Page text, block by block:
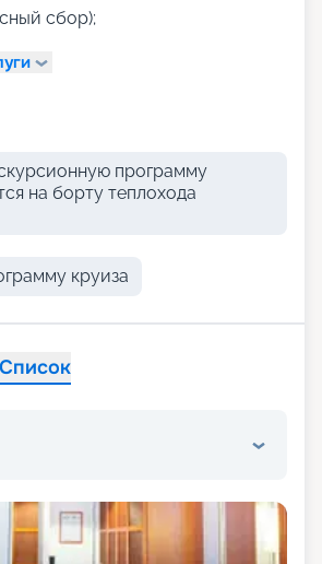
сбор);
программу
на борту теплохода
круиза
Список